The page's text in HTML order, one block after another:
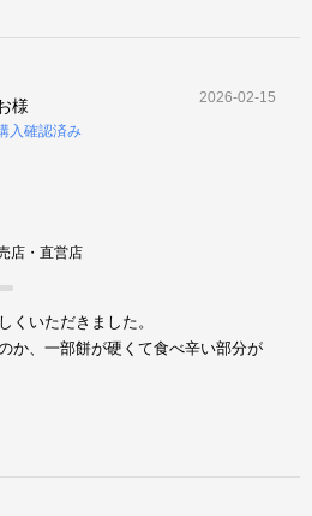
様
入確認済み
2026-02-15
店・直営店
くいただきました。
か、一部餅が硬くて食べ辛い部分が